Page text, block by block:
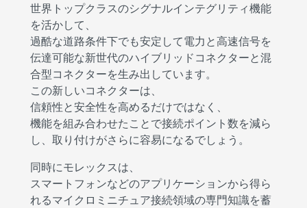
世界トップクラスのシグナルインテグリティ機能
を活かして、
過酷な道路条件下でも安定して電力と高速信号を
伝達可能な新世代のハイブリッドコネクターと混
合型コネクターを生み出しています。
この新しいコネクターは、
信頼性と安全性を高めるだけではなく、
機能を組み合わせたことで接続ポイント数を減ら
し、取り付けがさらに容易になるでしょう。
同時にモレックスは、
スマートフォンなどのアプリケーションから得ら
れるマイクロミニチュア接続領域の専門知識を蓄